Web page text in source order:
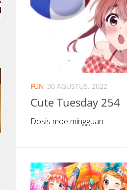
FUN 30 AGUSTUS, 2022
Cute Tuesday 254
Dosis moe mingguan.